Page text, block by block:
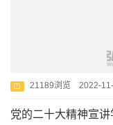
21189浏览 2022-
党的二十大精神宣讲